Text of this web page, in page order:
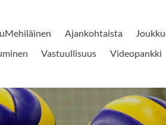
Ajankohtaista
Vastuullisuus Videopankki